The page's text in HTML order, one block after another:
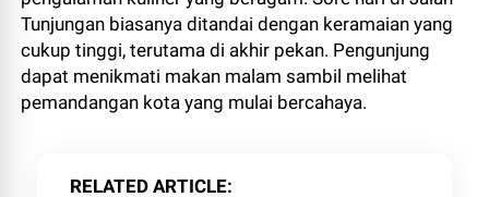
Tunjungan biasanya ditandai dengan keramaian yang
cukup tinggi, terutama di akhir pekan. Pengunjung
dapat menikmati makan malam sambil melihat
pemandangan kota yang mulai bercahaya.
RELATED ARTICLE